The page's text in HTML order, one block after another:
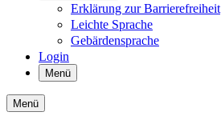
Erklärung zur Barrierefreiheit
Leichte Sprache
Gebärdensprache
Login
Menü
Menü